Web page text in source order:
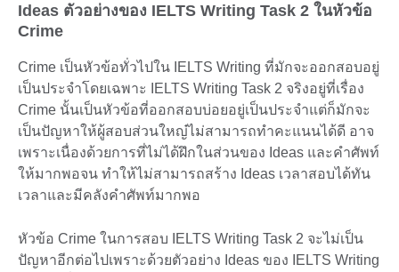
Ideas ตัวอย่างของ IELTS Writing Task 2 ในหัวข้อ
Crime
Crime เป็นหัวข้อทั่วไปใน IELTS Writing ที่มักจะออกสอบอยู่
เป็นประจำโดยเฉพาะ IELTS Writing Task 2 จริงอยู่ที่เรื่อง
Crime นั้นเป็นหัวข้อที่ออกสอบบ่อยอยู่เป็นประจำแต่ก็มักจะ
เป็นปัญหาให้ผู้สอบส่วนใหญ๋ไม่สามารถทำคะแนนได้ดี อาจ
เพราะเนื่องด้วยการที่ไม่ได้ฝึกในส่วนของ Ideas และคำศัพท์
ให้มากพอจน ทำให้ไม่สามารถสร้าง Ideas เวลาสอบได้ทัน
เวลาและมีคลังคำศัพท์มากพอ
หัวข้อ Crime ในการสอบ IELTS Writing Task 2 จะไม่เป็น
ปัญหาอีกต่อไปเพราะด้วยตัวอย่าง Ideas ของ IELTS Writing